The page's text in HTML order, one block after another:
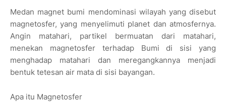
Medan magnet bumi mendominasi wilayah yang disebut
magnetosfer, yang menyelimuti planet dan atmosfernya.
Angin matahari, partikel bermuatan dari matahari,
menekan magnetosfer terhadap Bumi di sisi yang
menghadap matahari dan meregangkannya menjadi
bentuk tetesan air mata di sisi bayangan.
Apa itu Magnetosfer